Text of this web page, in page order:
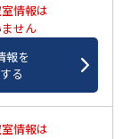
情報は
せん
報を
る
情報は